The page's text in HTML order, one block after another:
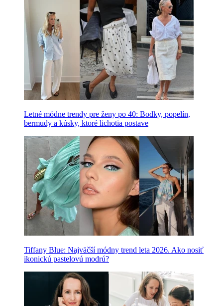
Letné módne trendy pre ženy po 40: Bodky, popelín,
bermudy a kúsky, ktoré lichotia postave
Tiffany Blue: Najväčší módny trend leta 2026. Ako nosiť
ikonickú pastelovú modrú?